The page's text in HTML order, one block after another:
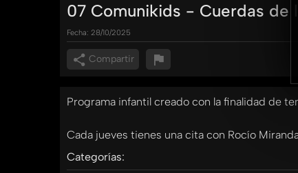
07 Comunikids - Cuerdas de
Fecha: 28/10/2025
Compartir
Programa infantil creado con la finalidad de
Cada jueves tienes una cita con Rocío
Categorías: